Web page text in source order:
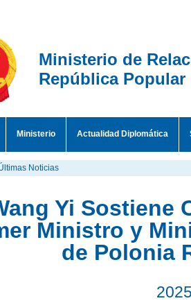
Ministerio de
República Popular
Ministerio Actualidad Diplomática
Noticias
Yi Sostiene
Ministro y
de Polonia